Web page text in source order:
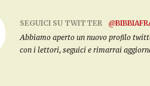
SEGUICI SU TWITTER
Abbiamo aperto un nuovo profilo
con i lettori, seguici e rimarrai